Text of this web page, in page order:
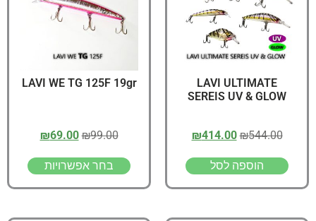
LAVI ULTIMATE
SEREIS UV & GLOW
₪544.00
₪414.00
הוספה לסל
LAVI WE TG 125F 19gr
₪99.00
₪69.00
בחר אפשרויות